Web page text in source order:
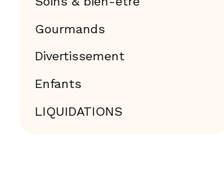
Gourmands
Divertissement
Enfants
LIQUIDATIONS